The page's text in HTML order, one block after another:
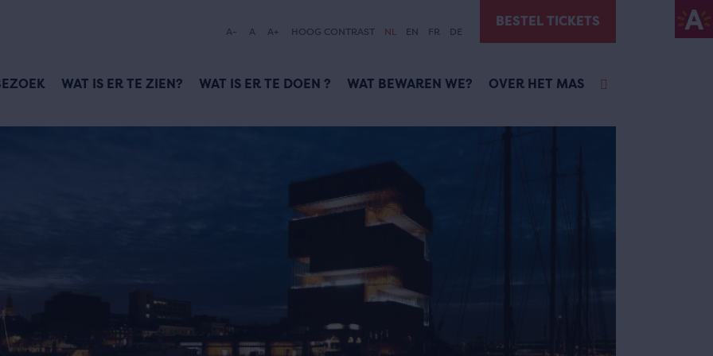
A- A A+ HOOG CONTRAST NL EN FR DE
BESTEL TICKETS
WAT IS ER TE ZIEN? WAT IS ER TE DOEN ? WAT BEWAREN WE? OVER HET MAS